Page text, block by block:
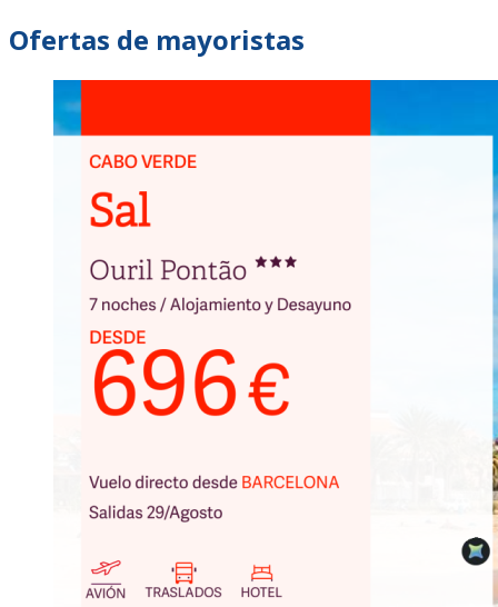
Ofertas de mayoristas